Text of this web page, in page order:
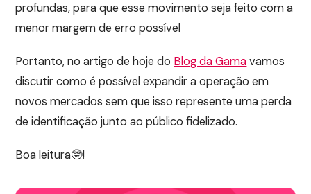
profundas, para que esse movimento seja feito com a
menor margem de erro possível
Portanto, no artigo de hoje do Blog da Gamavamos
discutir como é possível expandir a operação em
novos mercados sem que isso represente uma perda
de identificação junto ao público fidelizado.
Boa leitura🤓!